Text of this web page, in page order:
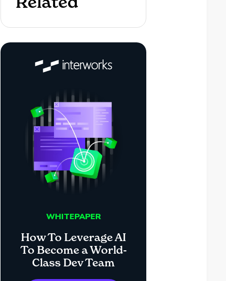
WHITEPAPER
How To Leverage AI
To Become a World-
Class Dev Team